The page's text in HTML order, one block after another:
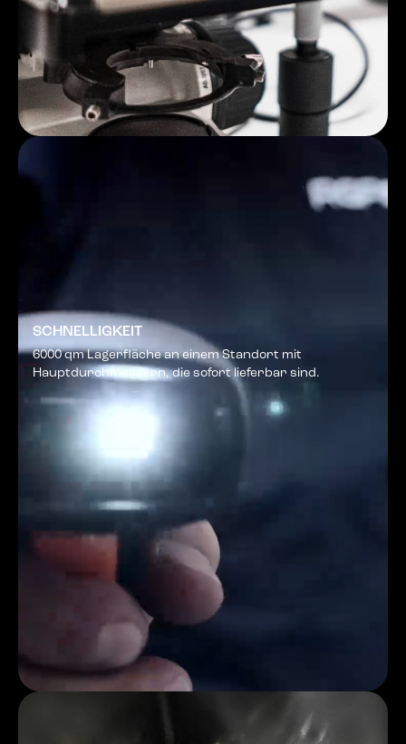
SCHNELLIGKEIT
6000 qm Lagerfläche an einem Standort mit
Hauptdurchmessern, die sofort lieferbar sind.